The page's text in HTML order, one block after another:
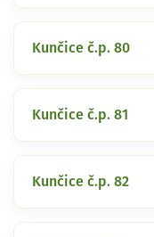
Kunčice č.p. 80
Kunčice č.p. 81
Kunčice č.p. 82